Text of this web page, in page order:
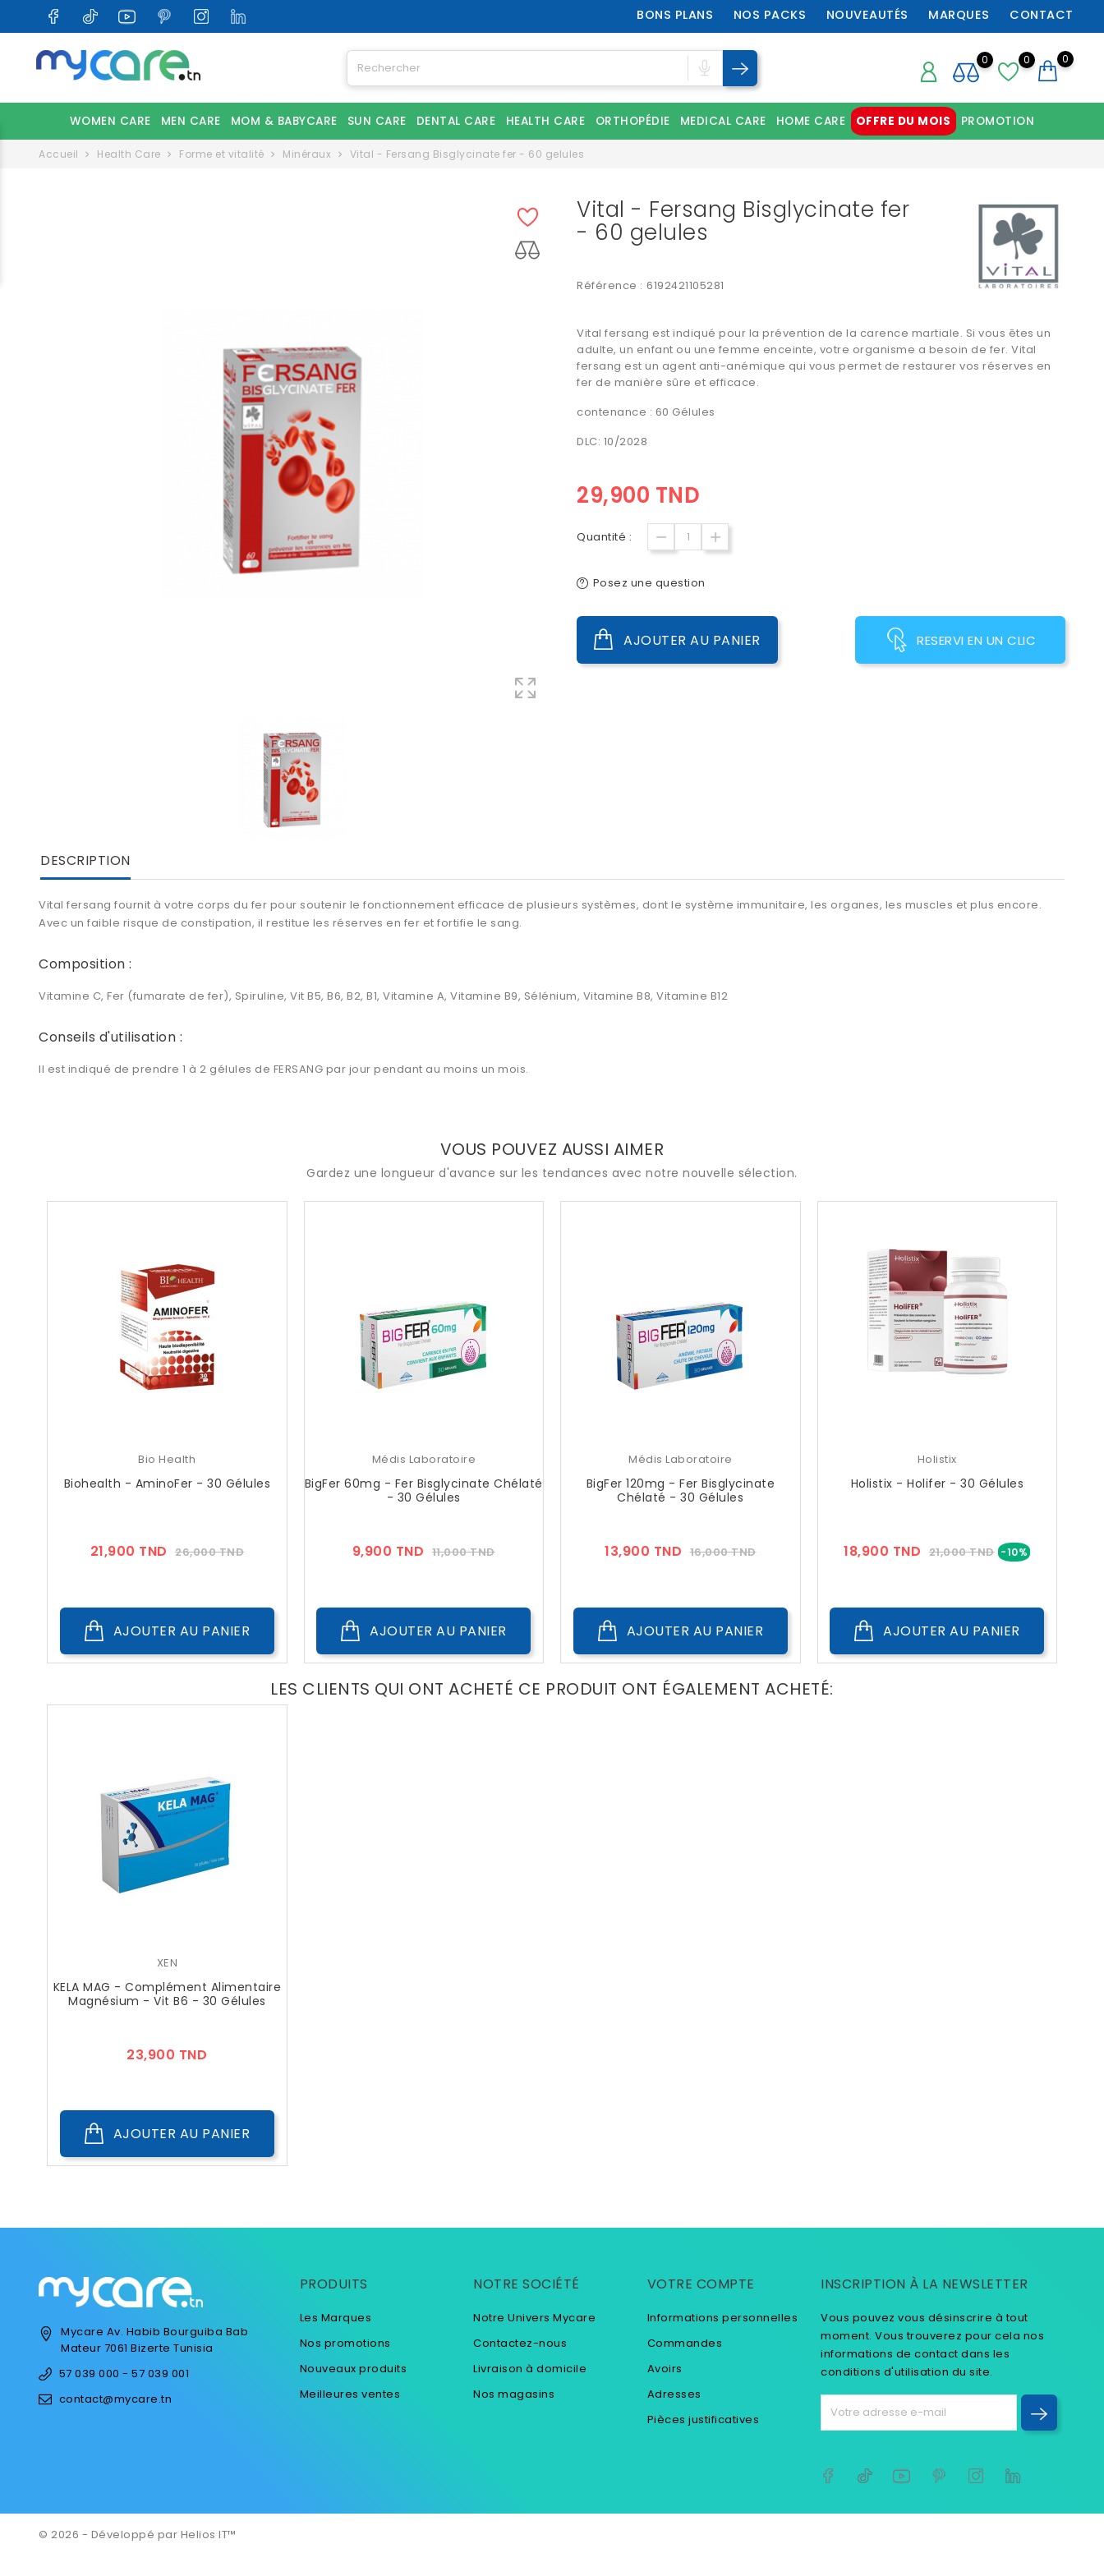
BONS PLANS NOS PACKS NOUVEAUTÉS MARQUES CONTACT
0 0
0
WOMEN CARE MEN CARE MOM & BABYCARE SUN CARE DENTAL CARE HEALTH CARE ORTHOPÉDIE MEDICAL CARE HOME CARE OFFRE DU MOIS PROMOTION
Accueil Health Care Forme et vitalité Minéraux Vital - Fersang Bisglycinate fer - 60 gelules
Vital - Fersang Bisglycinate fer
- 60 gelules
Référence : 6192421105281
Vital fersang est indiqué pour la prévention de la carence martiale. Si vous êtes un
adulte, un enfant ou une femme enceinte, votre organisme a besoin de fer. Vital
fersang est un agent anti-anémique qui vous permet de restaurer vos réserves en
fer de manière sûre et efficace.
contenance : 60 Gélules
DLC: 10/2028
29,900 TND
Quantité :
Posez une question
AJOUTER AU PANIER RESERVI EN UN CLIC
DESCRIPTION
Vital fersang fournit à votre corps du fer pour soutenir le fonctionnement efficace de plusieurs systèmes, dont le système immunitaire, les organes, les muscles et plus encore.
Avec un faible risque de constipation, il restitue les réserves en fer et fortifie le sang.
Composition :
Vitamine C, Fer (fumarate de fer), Spiruline, Vit B5, B6, B2, B1, Vitamine A, Vitamine B9, Sélénium, Vitamine B8, Vitamine B12
Conseils d'utilisation :
Il est indiqué de prendre 1 à 2 gélules de FERSANG par jour pendant au moins un mois.
VOUS POUVEZ AUSSI AIMER
Gardez une longueur d'avance sur les tendances avec notre nouvelle sélection.
Bio Health
Biohealth - AminoFer - 30 Gélules
21,900 TND Prix
26,000 TNDPrix
AJOUTER AU PANIER
Médis Laboratoire
BigFer 60mg - Fer Bisglycinate Chélaté
- 30 Gélules
9,900 TND Prix
11,000 TNDPrix
AJOUTER AU PANIER
Médis Laboratoire
BigFer 120mg - Fer Bisglycinate
Chélaté - 30 Gélules
13,900 TND Prix
16,000 TNDPrix
AJOUTER AU PANIER
Holistix
Holistix - Holifer - 30 Gélules
18,900 TND Prix
21,000 TND -10%Prix
AJOUTER AU PANIER
LES CLIENTS QUI ONT ACHETÉ CE PRODUIT ONT ÉGALEMENT ACHETÉ:
XEN
KELA MAG - Complément Alimentaire
Magnésium - Vit B6 - 30 Gélules
23,900 TND
AJOUTER AU PANIER
Mycare Av. Habib Bourguiba Bab
Mateur 7061 Bizerte Tunisia
57 039 000 - 57 039 001
contact@mycare.tn
PRODUITS
Les Marques
Nos promotions
Nouveaux produits
Meilleures ventes
NOTRE SOCIÉTÉ
Notre Univers Mycare
Contactez-nous
Livraison à domicile
Nos magasins
VOTRE COMPTE
Informations personnelles
Commandes
Avoirs
Adresses
Pièces justificatives
INSCRIPTION À LA NEWSLETTER
Vous pouvez vous désinscrire à tout
moment. Vous trouverez pour cela nos
informations de contact dans les
conditions d'utilisation du site.
© 2026 - Développé par Helios IT™